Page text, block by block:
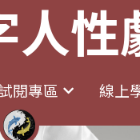
人性
閱專區 線上
人性
閱專區 線上